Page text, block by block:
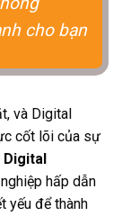
cho bạn
và Digital
cốt lõi của sự
Digital
hấp dẫn
yếu để thành